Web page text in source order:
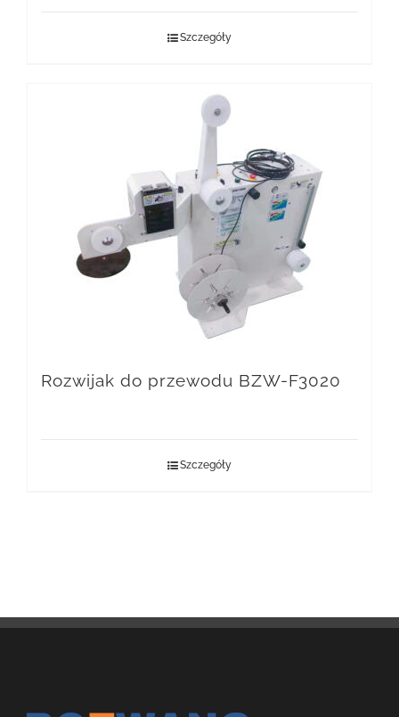
Szczegóły
Rozwijak do przewodu BZW-F3020
Szczegóły